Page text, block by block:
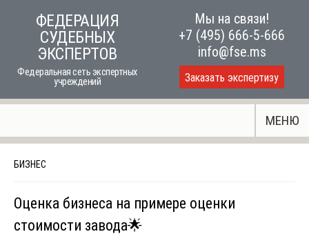
ФЕДЕРАЦИЯ
СУДЕБНЫХ
ЭКСПЕРТОВ
Федеральная сеть экспертных
учреждений
Мы на связи!
+7 (495) 666-5-666
info@fse.ms
Заказать экспертизу
МЕНЮ
БИЗНЕС
Оценка бизнеса на примере оценки
стоимости завода🌟